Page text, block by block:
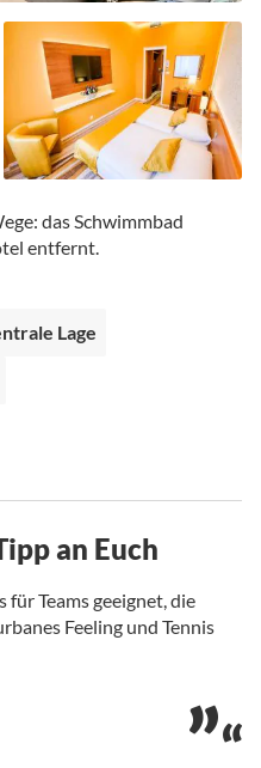
das Schwimmbad
entfernt.
Lage
an Euch
Teams geeignet, die
Feeling und Tennis